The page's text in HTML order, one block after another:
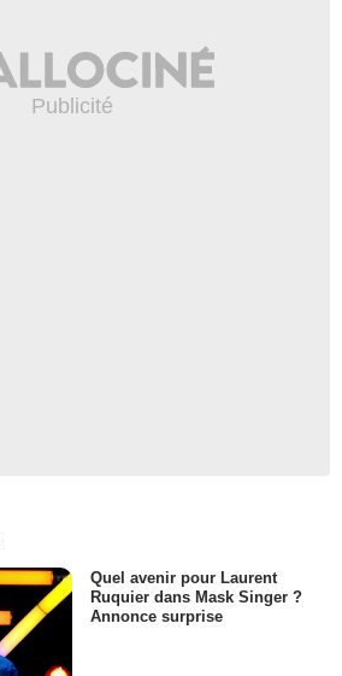
Quel avenir pour Laurent
Ruquier dans Mask Singer ?
Annonce surprise